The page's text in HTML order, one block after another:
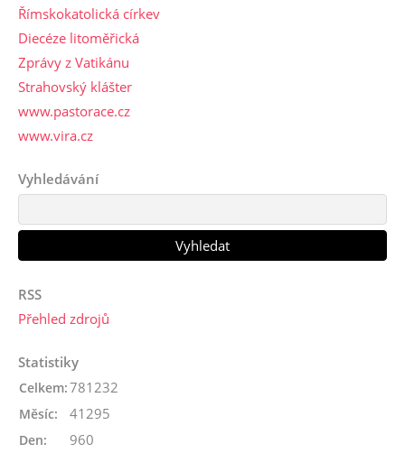
Římskokatolická církev
Diecéze litoměřická
Zprávy z Vatikánu
Strahovský klášter
www.pastorace.cz
www.vira.cz
Vyhledávání
RSS
Přehled zdrojů
Statistiky
Celkem:781232
Měsíc: 41295
Den: 960